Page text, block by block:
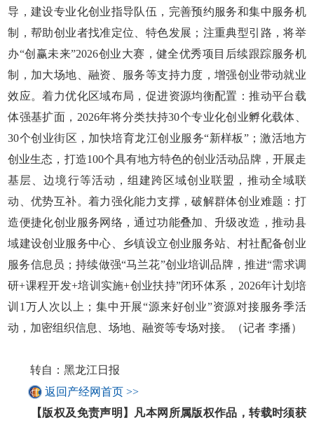
导，建设专业化创业指导队伍，完善预约服务和集中服务机
制，帮助创业者找准定位、特色发展；注重典型引路，将举
办“创赢未来”2026创业大赛，健全优秀项目后续跟踪服务机
制，加大场地、融资、服务等支持力度，增强创业带动就业
效应。着力优化区域布局，促进资源均衡配置：推动平台载
体强基扩面，2026年将分类扶持30个专业化创业孵化载体、
30个创业街区，加快培育龙江创业服务“新样板”；激活地方
创业生态，打造100个具有地方特色的创业活动品牌，开展走
基层、边境行等活动，组建跨区域创业联盟，推动全域联
动、优势互补。着力强化能力支撑，破解群体创业难题：打
造便捷化创业服务网络，通过功能叠加、升级改造，推动县
域建设创业服务中心、乡镇设立创业服务站、村社配备创业
服务信息员；持续做强“马兰花”创业培训品牌，推进“需求调
研+课程开发+培训实施+创业扶持”闭环体系，2026年计划培
训1万人次以上；集中开展“源来好创业”资源对接服务季活
动，加密组织信息、场地、融资等专场对接。（记者 李播）
转自：黑龙江日报
返回产经网首页 >>
【版权及免责声明】凡本网所属版权作品，转载时须获